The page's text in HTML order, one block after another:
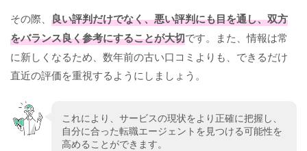
その際、 良い評判だけでなく、悪い評判にも目を通し、双方
をバランス良く参考にすることが大切です。また、情報は常
に新しくなるため、数年前の古い口コミよりも、できるだけ
直近の評価を重視するようにしましょう。
これにより、サービスの現状をより正確に把握し、
自分に合った転職エージェントを見つける可能性を
高めることができます。